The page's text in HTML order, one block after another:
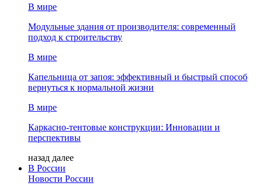
В мире
Модульные здания от производителя: современный
подход к строительству
В мире
Капельница от запоя: эффективный и быстрый способ
вернуться к нормальной жизни
В мире
Каркасно-тентовые конструкции: Инновации и
перспективы
назад далее
В России
Новости России